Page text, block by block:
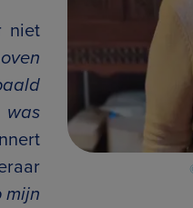
niet
mijn